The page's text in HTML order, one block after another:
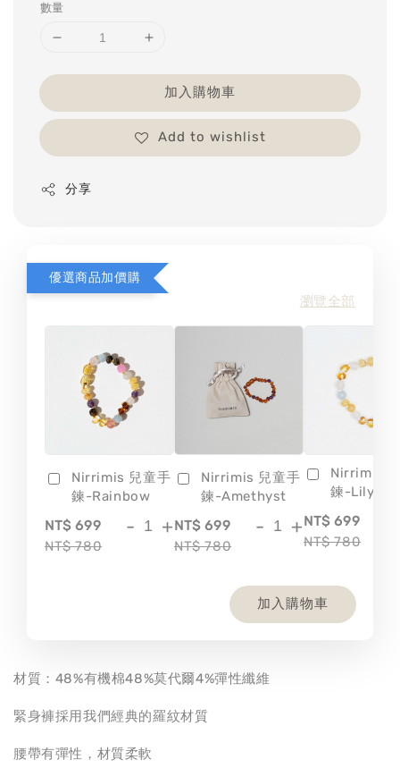
數量
加入購物車
Add to wishlist
分享
優選商品加價購
瀏覽全部
Nirrimis 兒童手
鍊-Rainbow
NT$ 699
NT$ 780
- +
Nirrimis 兒童手
鍊-Amethyst
NT$ 699
NT$ 780
- +
Nirrimis
鍊-Lily
NT$ 699
NT$ 780
加入購物車
材質：48%有機棉48%莫代爾4%彈性纖維
緊身褲採用我們經典的羅紋材質
腰帶有彈性，材質柔軟